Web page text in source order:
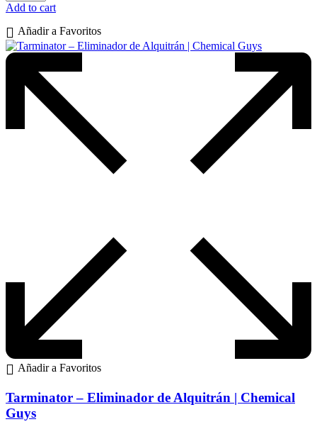
Add to cart
Añadir a Favoritos
Añadir a Favoritos
Tarminator – Eliminador de Alquitrán | Chemical
Guys